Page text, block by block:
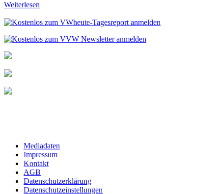
Weiterlesen
Mediadaten
Impressum
Kontakt
AGB
Datenschutzerklärung
Datenschutzeinstellungen